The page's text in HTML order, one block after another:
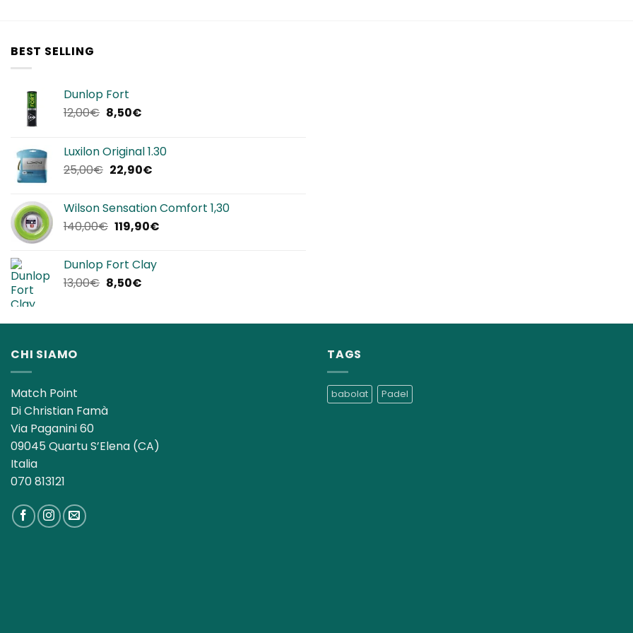
BEST SELLING
Dunlop Fort
12,00€ Il
era:
12,00€.
8,50€Il
è:
8,50€.
Luxilon Original 1.30
25,00€ Il
era:
25,00€.
22,90€Il
è:
22,90€.
Wilson Sensation Comfort 1,30
140,00€ Il
era:
140,00€.
119,90€Il
Dunlop Fort Clay
13,00€ Il
era:
8,50€Il
è:
CHI SIAMO
Match Point
Di Christian Famà
Via Paganini 60
09045 Quartu S’Elena (CA)
Italia
070 813121
TAGS
babolat Padel